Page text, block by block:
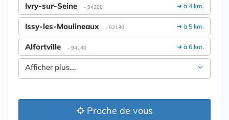
➔ à 4 km.
Ivry-sur-Seine - 94200
➔ à 5 km.
Issy-les-Moulineaux - 92130
➔ à 6 km.
Alfortville - 94140
Afficher plus....
Proche de vous